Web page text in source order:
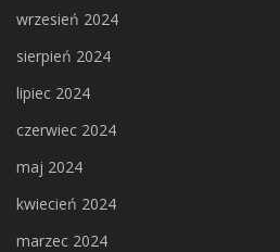
wrzesień 2024
sierpień 2024
lipiec 2024
czerwiec 2024
maj 2024
kwiecień 2024
marzec 2024